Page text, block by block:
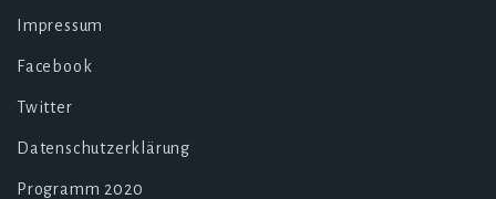
Impressum
Facebook
Twitter
Datenschutzerklärung
Programm 2020